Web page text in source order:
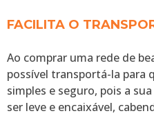
FACILITA O
Ao comprar uma rede de
possível transportá-la para
simples e seguro, pois a
ser leve e encaixável,